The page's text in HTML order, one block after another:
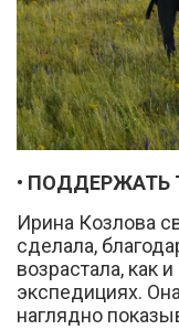
• ПОДДЕРЖАТЬ
Ирина Козлова
сделала,
возрастала, как
экспедициях.
наглядно